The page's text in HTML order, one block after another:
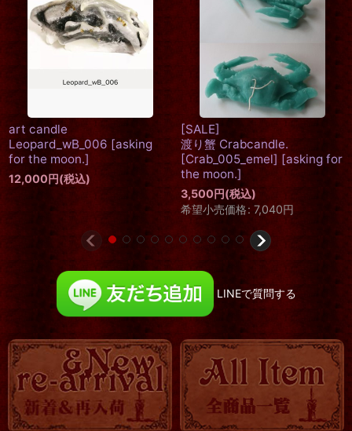
art candle
Leopard_wB_006 [asking
for the moon.]
12,000円(税込)
[SALE]
渡り蟹 Crabcandle.
[Crab_005_emel] [asking for
the moon.]
3,500円(税込)
希望小売価格: 7,040円
LINEで質問する